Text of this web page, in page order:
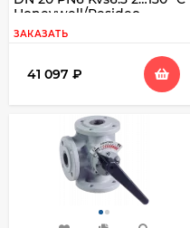
Honeywell/Resideo
DR20GMLA
ЗАКАЗАТЬ
41 097 ₽